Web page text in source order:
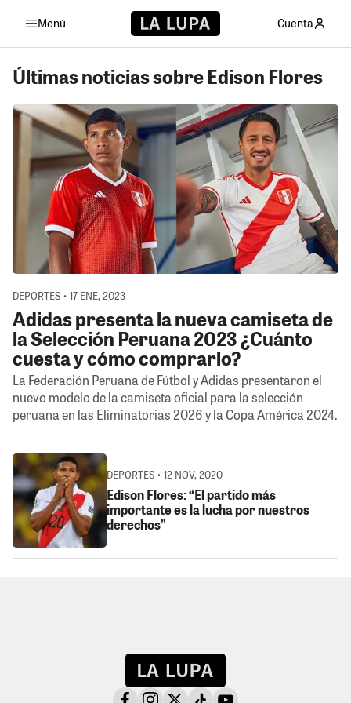
Menú Cuenta
Últimas noticias sobre Edison Flores
DEPORTES • 17 ENE, 2023
Adidas presenta la nueva camiseta de
la Selección Peruana 2023 ¿Cuánto
cuesta y cómo comprarlo?
La Federación Peruana de Fútbol y Adidas presentaron el
nuevo modelo de la camiseta oficial para la selección
peruana en las Eliminatorias 2026 y la Copa América 2024.
DEPORTES • 12 NOV, 2020
Edison Flores: “El partido más
importante es la lucha por nuestros
derechos”